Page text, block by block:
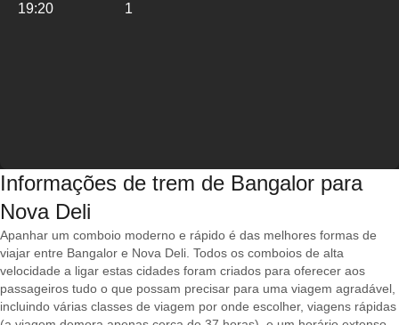
19:20 1
Informações de trem de Bangalor para
Nova Deli
Apanhar um comboio moderno e rápido é das melhores formas de
viajar entre Bangalor e Nova Deli. Todos os comboios de alta
velocidade a ligar estas cidades foram criados para oferecer aos
passageiros tudo o que possam precisar para uma viagem agradável,
incluindo várias classes de viagem por onde escolher, viagens rápidas